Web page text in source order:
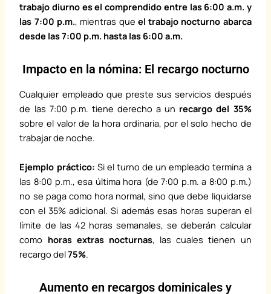
trabajo diurno es el comprendido entre las 6:00 a.m. y
las 7:00 p.m., mientras que el trabajo nocturno abarca
desde las 7:00 p.m. hasta las 6:00 a.m.
Impacto en la nómina: El recargo nocturno
Cualquier empleado que preste sus servicios después
de las 7:00 p.m. tiene derecho a un recargo del 35%
sobre el valor de la hora ordinaria, por el solo hecho de
trabajar de noche.
Ejemplo práctico: Si el turno de un empleado termina a
las 8:00 p.m., esa última hora (de 7:00 p.m. a 8:00 p.m.)
no se paga como hora normal, sino que debe liquidarse
con el 35% adicional. Si además esas horas superan el
límite de las 42 horas semanales, se deberán calcular
como horas extras nocturnas, las cuales tienen un
recargo del75%.
Aumento en recargos dominicales y